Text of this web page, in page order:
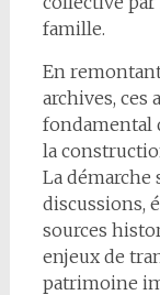
famille.
En
archives, ces
fondamental
la
La démarche
discussions,
sources
enjeux de
patrimoine